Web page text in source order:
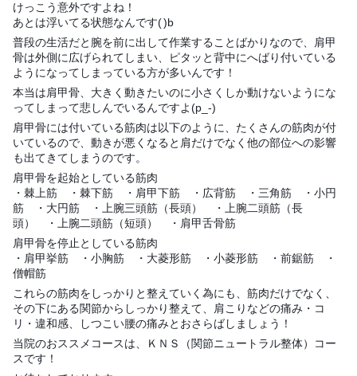
けっこう意外ですよね！
あとは浮いてる状態なんです()b
普段の生活だと腕を前に出して作業することばかりなので、肩甲
骨は外側に広げられてしまい、ピタッと背中にへばり付いている
ようになってしまっている方が多いんです！
本当は肩甲骨、大きく動きたいのに小さくしか動けないようにな
ってしまって悲しんでいるんですよ(p_-)
肩甲骨には付いている筋肉は以下のように、たくさんの筋肉が付
いているので、動きが悪くなると肩だけでなく他の部位への影響
も出てきてしまうのです。
肩甲骨を起始としている筋肉
・棘上筋 ・棘下筋 ・肩甲下筋 ・広背筋 ・三角筋 ・小円
筋 ・大円筋 ・上腕三頭筋（長頭） ・上腕二頭筋（長
頭） ・上腕二頭筋（短頭） ・肩甲舌骨筋
肩甲骨を停止としている筋肉
・肩甲挙筋 ・小胸筋 ・大菱形筋 ・小菱形筋 ・前鋸筋 ・
僧帽筋
これらの筋肉をしっかりと整えていく為にも、筋肉だけでなく、
その下にある関節からしっかり整えて、肩こりなどの痛み・コ
リ・違和感、しつこい腰の痛みとおさらばしましょう！
当院のおススメコースは、ＫＮＳ（関節ニュートラル整体）コー
スです！